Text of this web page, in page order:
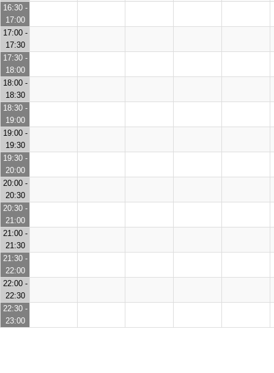
16:30 -
17:00
17:00 -
17:30
17:30 -
18:00
18:00 -
18:30
18:30 -
19:00
19:00 -
19:30
19:30 -
20:00
20:00 -
20:30
20:30 -
21:00
21:00 -
21:30
21:30 -
22:00
22:00 -
22:30
22:30 -
23:00